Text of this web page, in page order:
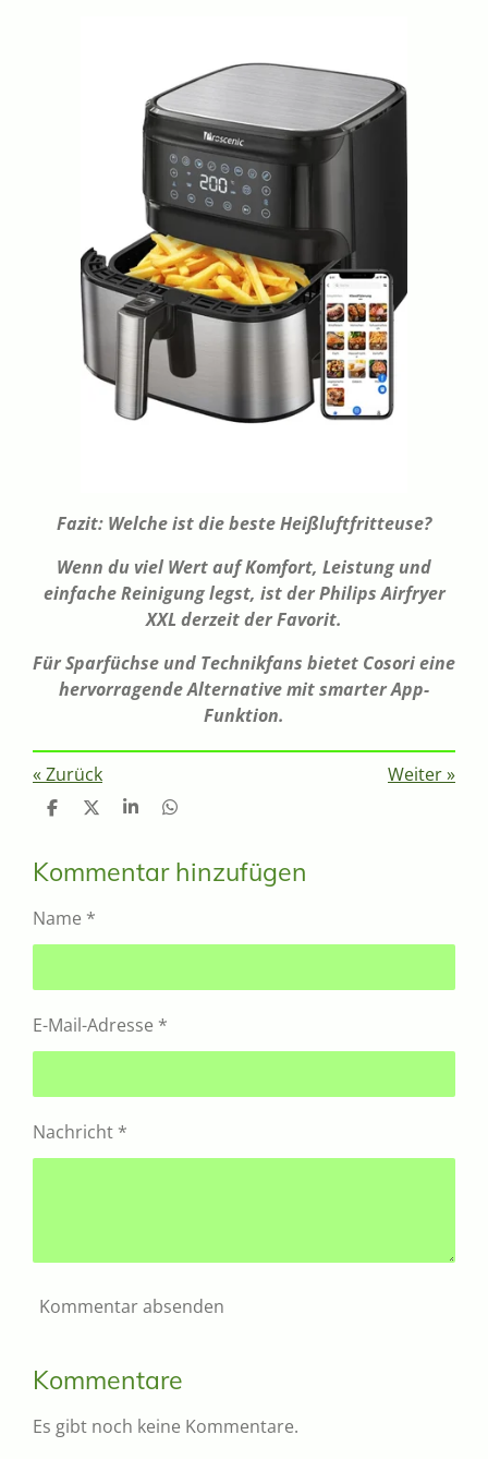
Fazit: Welche ist die beste Heißluftfritteuse?
Wenn du viel Wert auf Komfort, Leistung und
einfache Reinigung legst, ist der Philips Airfryer
XXL derzeit der Favorit.
Für Sparfüchse und Technikfans bietet Cosori eine
hervorragende Alternative mit smarter App-
Funktion.
«Zurück Weiter»
T
l
e
T
l
e
T
l
e
T
l
e
Kommentar hinzufügen
Name *
E-Mail-Adresse *
Nachricht *
Kommentar absenden
Kommentare
Es gibt noch keine Kommentare.